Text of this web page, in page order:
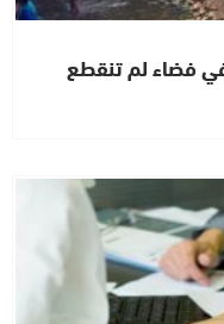
فضاء لم تنقطع